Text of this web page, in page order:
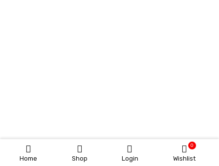
Home Shop Login Wishlist
0